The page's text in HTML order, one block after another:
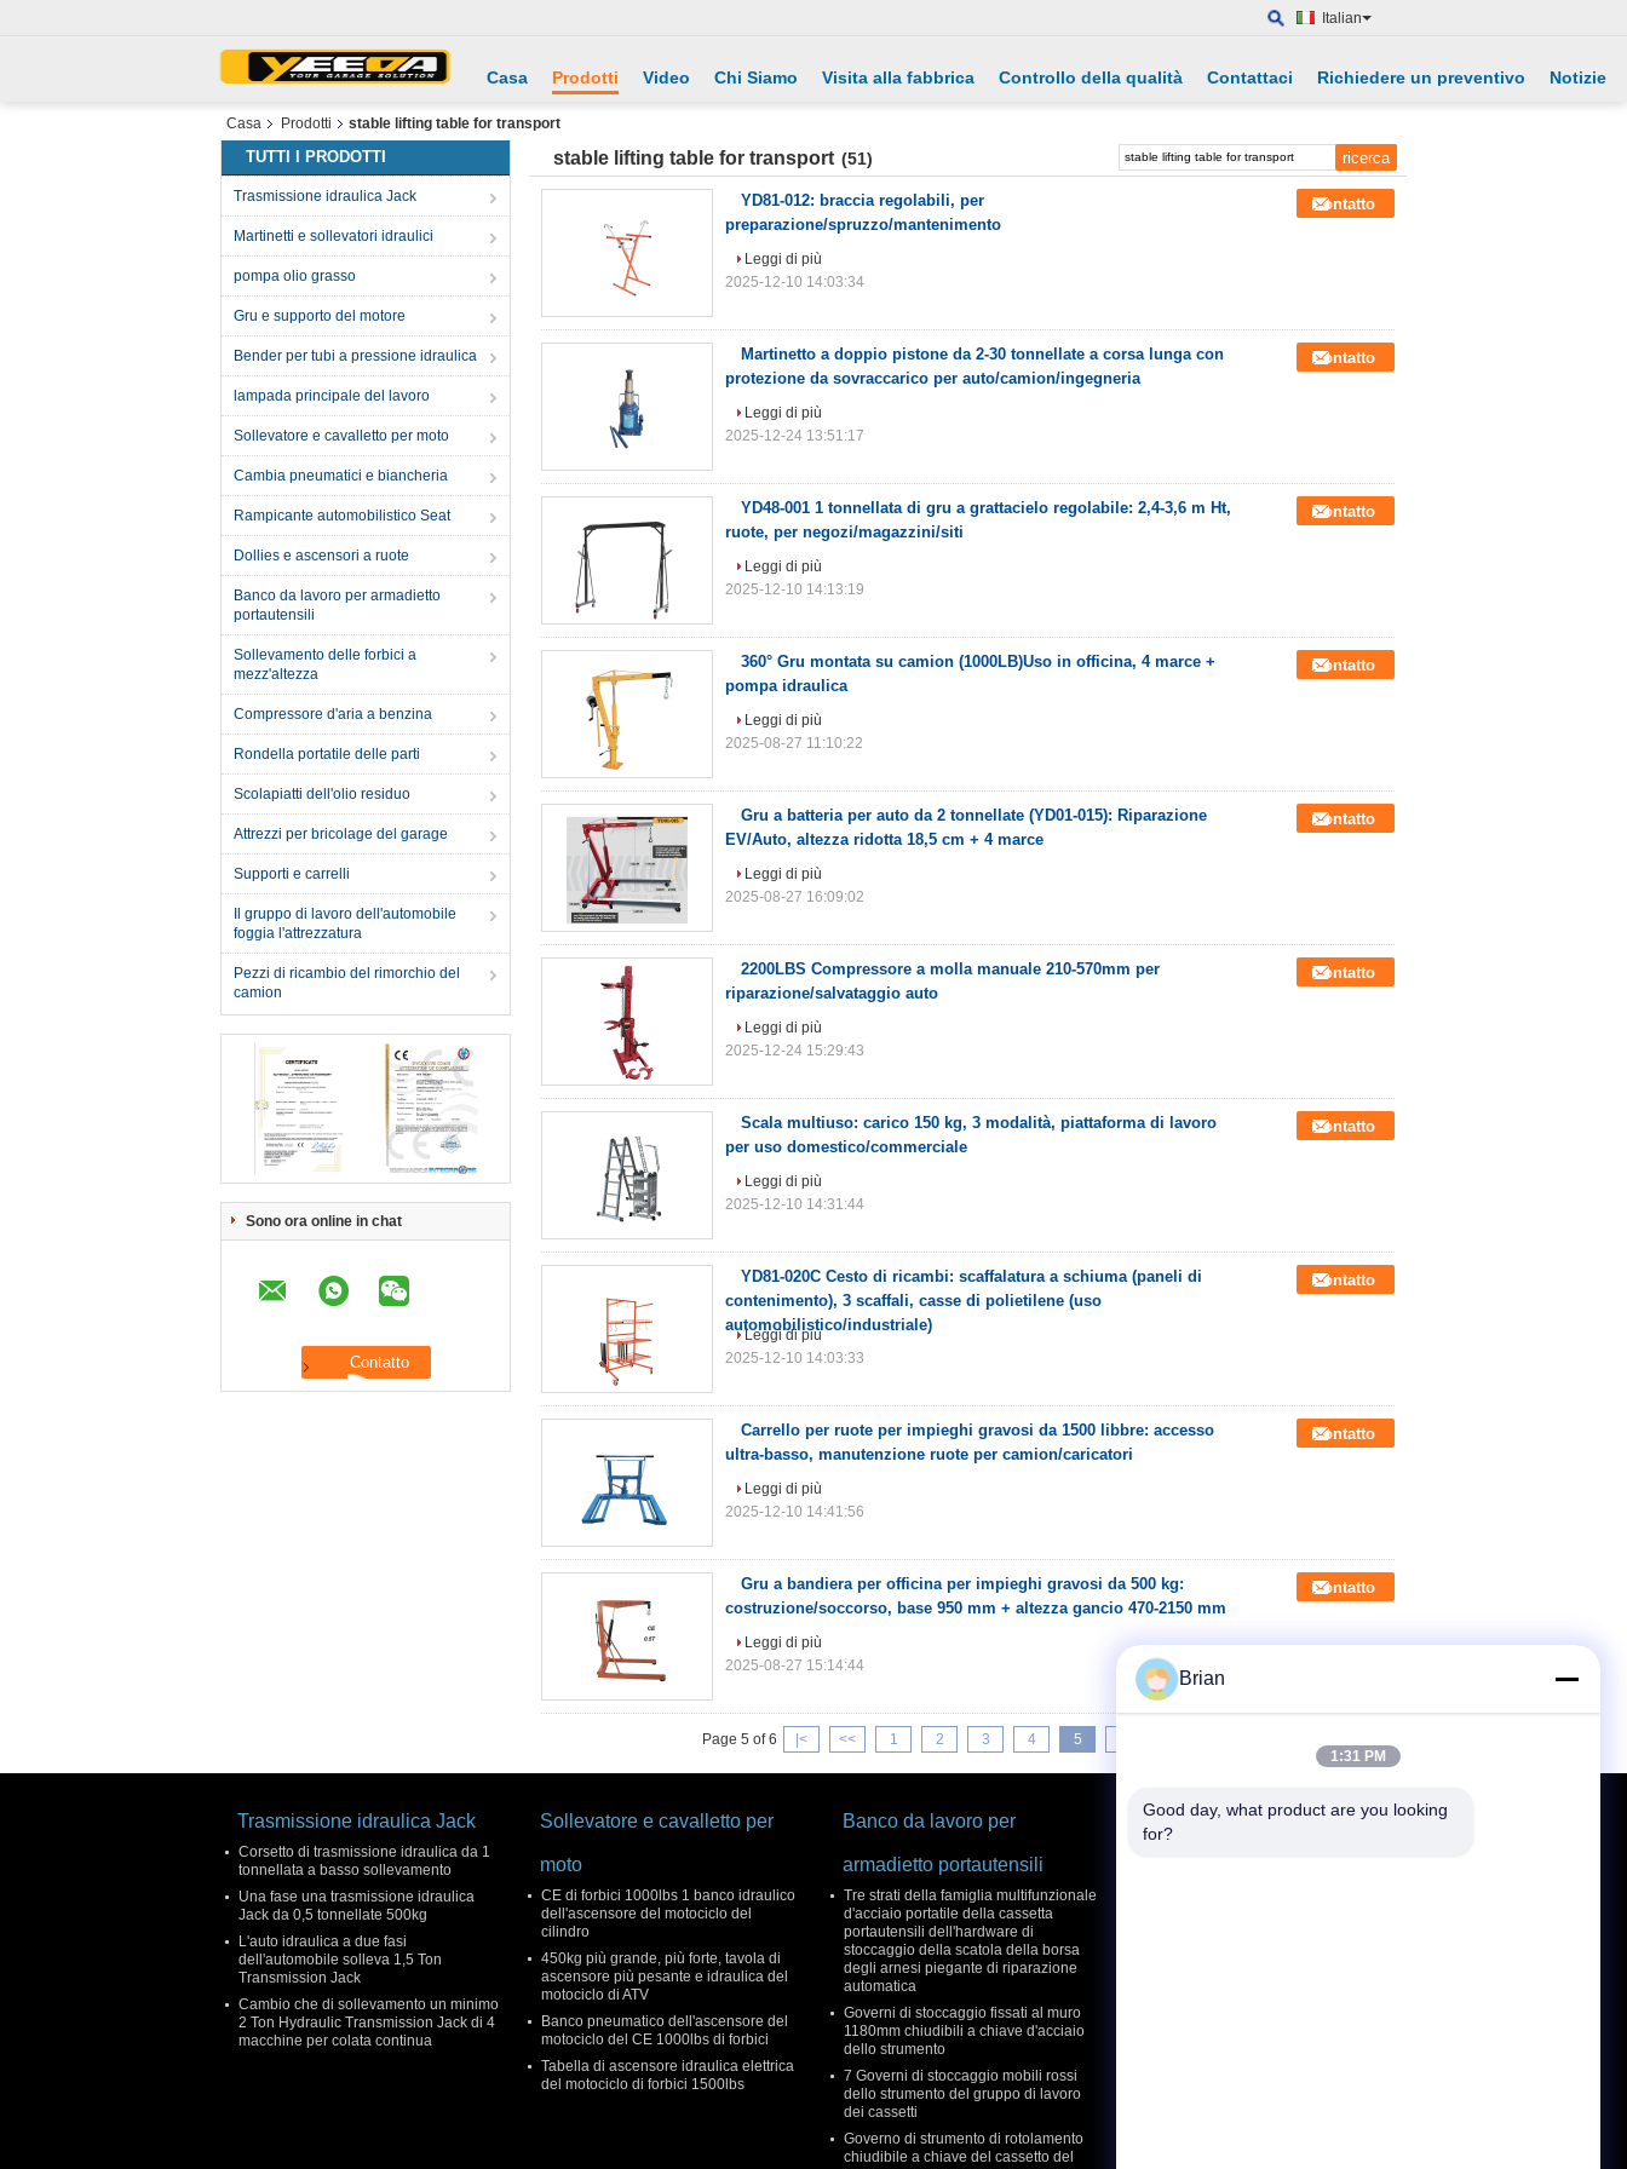
Italian
Casa Prodotti Video Chi Siamo Visita alla fabbrica Controllo della qualità Contattaci Richiedere un preventivo Notizie
Casa Prodotti stable lifting table for transport
TUTTI I PRODOTTI
Trasmissione idraulica Jack
Martinetti e sollevatori idraulici
pompa olio grasso
Gru e supporto del motore
Bender per tubi a pressione idraulica
lampada principale del lavoro
Sollevatore e cavalletto per moto
Cambia pneumatici e biancheria
Rampicante automobilistico Seat
Dollies e ascensori a ruote
Banco da lavoro per armadietto
portautensili
Sollevamento delle forbici a
mezz'altezza
Compressore d'aria a benzina
Rondella portatile delle parti
Scolapiatti dell'olio residuo
Attrezzi per bricolage del garage
Supporti e carrelli
Il gruppo di lavoro dell'automobile
foggia l'attrezzatura
Pezzi di ricambio del rimorchio del
camion
Sono ora online in chat
stable lifting table for transport (51)
YD81-012: braccia regolabili, per
preparazione/spruzzo/mantenimento
Contatto
Leggi di più
2025-12-10 14:03:34
Martinetto a doppio pistone da 2-30 tonnellate a corsa lunga con
protezione da sovraccarico per auto/camion/ingegneria
Contatto
Leggi di più
2025-12-24 13:51:17
YD48-001 1 tonnellata di gru a grattacielo regolabile: 2,4-3,6 m Ht,
ruote, per negozi/magazzini/siti
Contatto
Leggi di più
2025-12-10 14:13:19
360° Gru montata su camion (1000LB)Uso in officina, 4 marce +
pompa idraulica
Contatto
Leggi di più
2025-08-27 11:10:22
Gru a batteria per auto da 2 tonnellate (YD01-015): Riparazione
EV/Auto, altezza ridotta 18,5 cm + 4 marce
Contatto
Leggi di più
2025-08-27 16:09:02
2200LBS Compressore a molla manuale 210-570mm per
riparazione/salvataggio auto
Contatto
Leggi di più
2025-12-24 15:29:43
Scala multiuso: carico 150 kg, 3 modalità, piattaforma di lavoro
per uso domestico/commerciale
Contatto
Leggi di più
2025-12-10 14:31:44
YD81-020C Cesto di ricambi: scaffalatura a schiuma (paneli di
contenimento), 3 scaffali, casse di polietilene (uso
automobilistico/industriale)
Contatto
Leggi di più
2025-12-10 14:03:33
Carrello per ruote per impieghi gravosi da 1500 libbre: accesso
ultra-basso, manutenzione ruote per camion/caricatori
Contatto
Leggi di più
2025-12-10 14:41:56
Gru a bandiera per officina per impieghi gravosi da 500 kg:
costruzione/soccorso, base 950 mm + altezza gancio 470-2150 mm
Contatto
Leggi di più
2025-08-27 15:14:44
Page 5 of 6 |< << 1 2 3 4 5
Trasmissione idraulica Jack
Corsetto di trasmissione idraulica da 1
tonnellata a basso sollevamento
Una fase una trasmissione idraulica
Jack da 0,5 tonnellate 500kg
L'auto idraulica a due fasi
dell'automobile solleva 1,5 Ton
Transmission Jack
Cambio che di sollevamento un minimo
2 Ton Hydraulic Transmission Jack di 4
macchine per colata continua
Sollevatore e cavalletto per
moto
CE di forbici 1000lbs 1 banco idraulico
dell'ascensore del motociclo del
cilindro
450kg più grande, più forte, tavola di
ascensore più pesante e idraulica del
motociclo di ATV
Banco pneumatico dell'ascensore del
motociclo del CE 1000lbs di forbici
Tabella di ascensore idraulica elettrica
del motociclo di forbici 1500lbs
Banco da lavoro per
armadietto portautensili
Tre strati della famiglia multifunzionale
d'acciaio portatile della cassetta
portautensili dell'hardware di
stoccaggio della scatola della borsa
degli arnesi piegante di riparazione
automatica
Governi di stoccaggio fissati al muro
1180mm chiudibili a chiave d'acciaio
dello strumento
7 Governi di stoccaggio mobili rossi
dello strumento del gruppo di lavoro
dei cassetti
Governo di strumento di rotolamento
chiudibile a chiave del cassetto del
Richiedere un preventivo
Brian
1:31 PM
Good day, what product are you looking
for?